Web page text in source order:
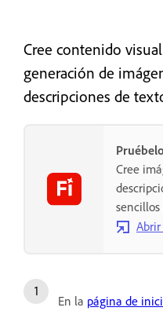
Cree contenido
generación de
descripciones de
Cree
sencillos
En la página de